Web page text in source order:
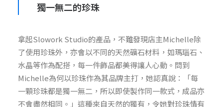
獨一無二的珍珠
拿起Slowork Studio的產品，不難發現店主Michelle除
了使用珍珠外，亦會以不同的天然礦石材料，如瑪瑙石、
水晶等作為配搭，每一件飾品都美得讓人心動。問到
Michelle為何以珍珠作為其品牌主打，她認真說：「每
一顆珍珠都是獨一無二，所以即使製作同一款式，成品亦
不會盡然相同。」這種來自天然的獨有，令她對珍珠情有